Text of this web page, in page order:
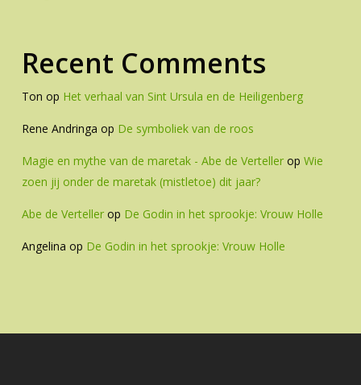
Recent Comments
Ton op Het verhaal van Sint Ursula en de Heiligenberg
Rene Andringa op De symboliek van de roos
Magie en mythe van de maretak - Abe de Vertellerop Wie
zoen jij onder de maretak (mistletoe) dit jaar?
Abe de Vertellerop De Godin in het sprookje: Vrouw Holle
Angelina op De Godin in het sprookje: Vrouw Holle